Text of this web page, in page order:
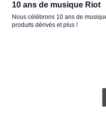
10 ans de musique Riot
Nous célébrons 10 ans de
produits dérivés et plus !